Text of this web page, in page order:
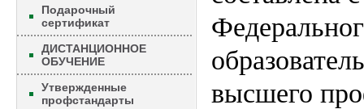
Подарочный
сертификат
ДИСТАНЦИОННОЕ
ОБУЧЕНИЕ
Утвержденные
профстандарты
высшего